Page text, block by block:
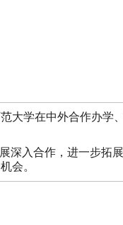
大学在中外合作办学
深入合作，进一步拓
会。